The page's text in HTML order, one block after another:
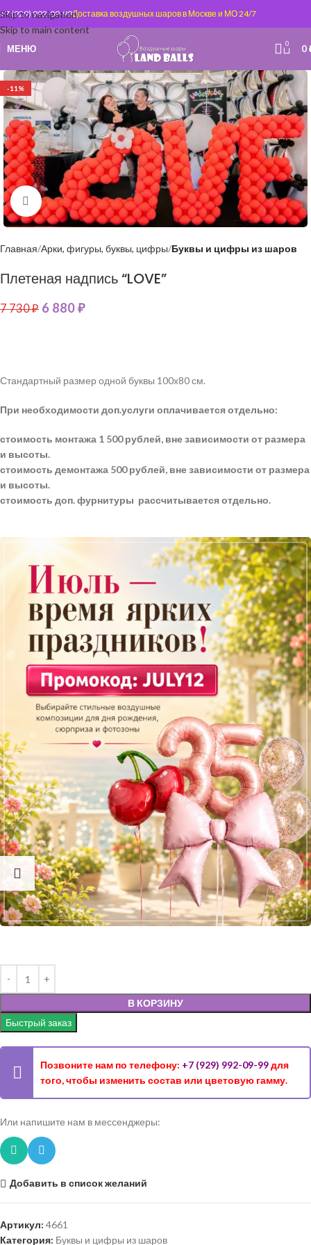
Skip to navigation
Skip to main content
+7 (929) 992-09-99Доставка воздушных шаров в Москве и МО 24/7
МЕНЮ 0 0
-11%
Нажмите, чтобы увеличить
Главная Арки, фигуры, буквы, цифры Буквы и цифры из шаров
Плетеная надпись “LOVE”
7 730₽ 6 880₽
Стандартный размер одной буквы 100х80 см.
При необходимости доп.услуги оплачивается отдельно:
стоимость монтажа 1 500 рублей, вне зависимости от размера
и высоты.
стоимость демонтажа 500 рублей, вне зависимости от размера
и высоты.
стоимость доп. фурнитуры рассчитывается отдельно.
В КОРЗИНУ
Быстрый заказ
Позвоните нам по телефону: +7 (929) 992-09-99для
того, чтобы изменить состав или цветовую гамму.
Или напишите нам в мессенджеры:
Добавить в список желаний
Артикул: 4661
Категория: Буквы и цифры из шаров